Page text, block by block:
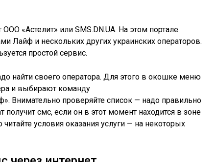
ООО «Астелит» или SMS.DN.UA. На этом портале
Лайф и нескольких других украинских операторов.
простой сервис.
найти своего оператора. Для этого в окошке меню
и выбирают команду
». Внимательно проверяйте список — надо правильно
получит смс, если он в этот момент находится в зоне
читайте условия оказания услуги — на некоторых